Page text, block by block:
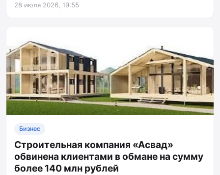
28 июля 2026, 19:55
Бизнес
Строительная компания «Асвад»
обвинена клиентами в обмане на сумму
более 140 млн рублей